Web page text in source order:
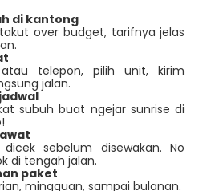
di kantong
over budget, tarifnya jelas
telepon, pilih unit, kirim
jalan.
subuh buat ngejar sunrise di
sebelum disewakan. No
di tengah jalan.
paket
mingguan, sampai bulanan.